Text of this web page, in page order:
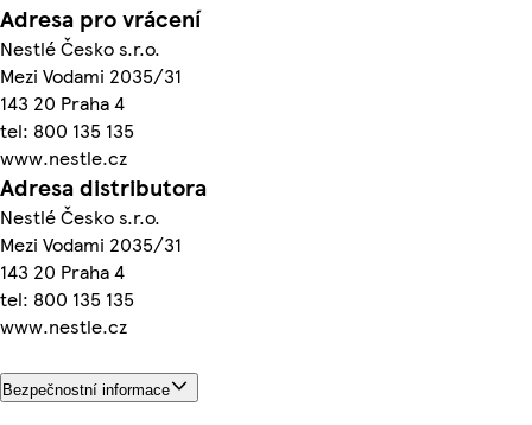
Adresa pro vrácení
Nestlé Česko s.r.o.
Mezi Vodami 2035/31
143 20 Praha 4
tel: 800 135 135
www.nestle.cz
Adresa distributora
Nestlé Česko s.r.o.
Mezi Vodami 2035/31
143 20 Praha 4
tel: 800 135 135
www.nestle.cz
Bezpečnostní informace